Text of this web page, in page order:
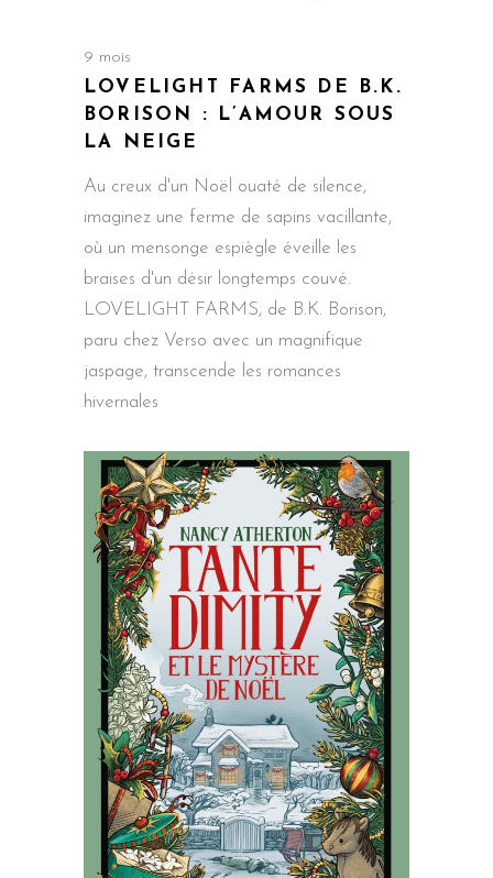
9 mois
LOVELIGHT FARMS DE B.K.
BORISON : L’AMOUR SOUS
LA NEIGE
Au creux d'un Noël ouaté de silence,
imaginez une ferme de sapins vacillante,
où un mensonge espiègle éveille les
braises d'un désir longtemps couvé.
LOVELIGHT FARMS, de B.K. Borison,
paru chez Verso avec un magnifique
jaspage, transcende les romances
hivernales